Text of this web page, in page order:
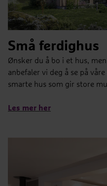
Små ferdighus
Ønsker du å bo i et hus,
anbefaler vi deg å se på
smarte hus som gir store
Les mer her